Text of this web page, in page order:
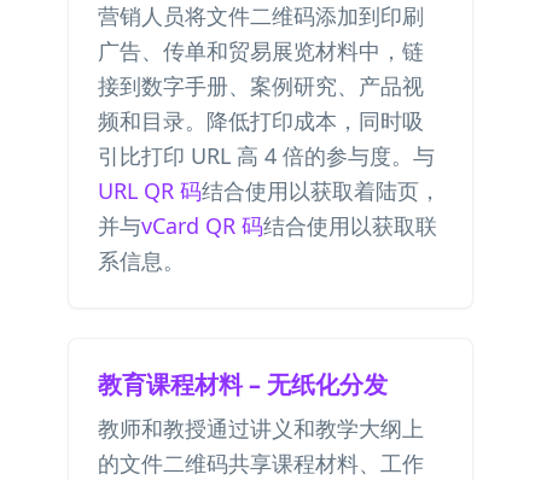
营销人员将文件二维码添加到印刷
广告、传单和贸易展览材料中，链
接到数字手册、案例研究、产品视
频和目录。降低打印成本，同时吸
引比打印 URL 高 4 倍的参与度。与
URL QR 码结合使用以获取着陆页，
并与vCard QR 码结合使用以获取联
系信息。
教育课程材料 – 无纸化分发
教师和教授通过讲义和教学大纲上
的文件二维码共享课程材料、工作